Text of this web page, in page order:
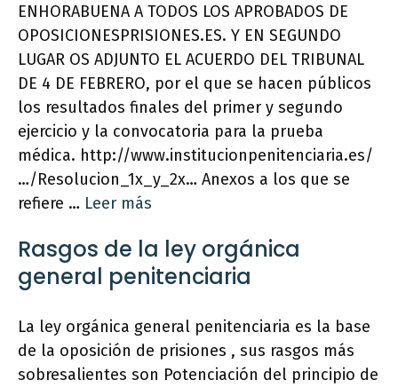
ENHORABUENA A TODOS LOS APROBADOS DE
OPOSICIONESPRISIONES.ES. Y EN SEGUNDO
LUGAR OS ADJUNTO EL ACUERDO DEL TRIBUNAL
DE 4 DE FEBRERO, por el que se hacen públicos
los resultados finales del primer y segundo
ejercicio y la convocatoria para la prueba
médica. http://www.institucionpenitenciaria.es/
…/Resolucion_1x_y_2x… Anexos a los que se
refiere … Leer más
Rasgos de la ley orgánica
general penitenciaria
La ley orgánica general penitenciaria es la base
de la oposición de prisiones , sus rasgos más
sobresalientes son Potenciación del principio de